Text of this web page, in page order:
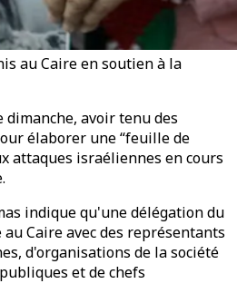
au Caire en soutien à la
dimanche, avoir tenu des
élaborer une “feuille de
attaques israéliennes en cours
indique qu'une délégation du
Caire avec des représentants
d'organisations de la société
et de chefs